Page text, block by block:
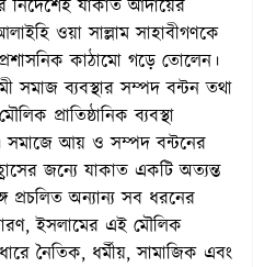
নির্দেশেই যাকাত আদায়ের
ওয়া সাল্লাম সাহাবীগণকে
কাঠামো গড়ে তোলেন।
সমাজ ব্যবস্থার সম্পদ বন্টন তথা
প্রাতিষ্ঠানিক ব্যবস্থা
সমাজে আয় ও সম্পদ বন্টনের
জন্যে যাকাত একটি অত্যন্ত
প্রচলিত অন্যান্য সব ধরনের
ইসলামের এই মৌলিক
নৈতিক, ধর্মীয়, সামাজিক এবং